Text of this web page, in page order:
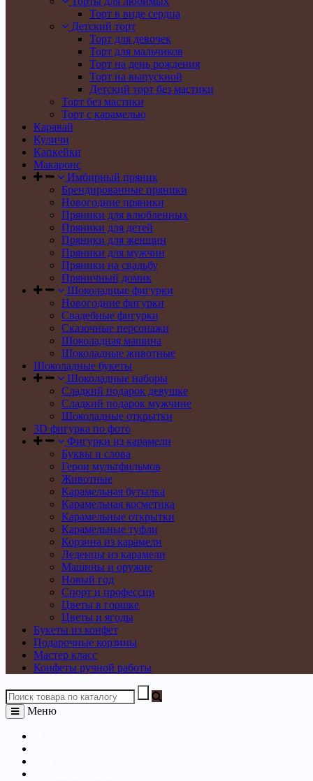
Торт в виде сердца
Детский торт
Торт для девочек
Торт для мальчиков
Торт на день рождения
Торт на выпускной
Детский торт без мастики
Торт без мастики
Торт с карамелью
Каравай
Куличи
Капкейки
Макаронс
Имбирный пряник
Брендированные пряники
Новогодние пряники
Пряники для влюбленных
Пряники для детей
Пряники для женщин
Пряники для мужчин
Пряники на свадьбу
Пряничный домик
Шоколадные фигурки
Новогодние фигурки
Свадебные фигурки
Сказочные персонажи
Шоколадная машина
Шоколадные животные
Шоколадные букеты
Шоколадные наборы
Сладкий подарок девушке
Сладкий подарок мужчине
Шоколадные открытки
3D фигурка по фото
Фигурки из карамели
Буквы и слова
Герои мультфильмов
Животные
Карамельная бутылка
Карамельная косметика
Карамельные открытки
Карамельные туфли
Корзина из карамели
Леденцы из карамели
Машины и оружие
Новый год
Спорт и профессии
Цветы в горшке
Цветы и ягоды
Букеты из конфет
Подарочные корзины
Мастер класс
Конфеты ручной работы
Меню